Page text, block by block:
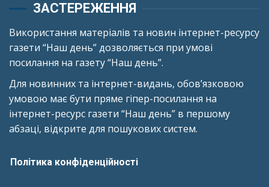
ЗАСТЕРЕЖЕННЯ
Використання матеріалів та новин інтернет-ресурсу
газети “Наш день” дозволяється при умові
посилання на газету “Наш день”.
Для новинних та інтернет-видань, обов’язковою
умовою має бути пряме гіпер-посилання на
інтернет-ресурс газети “Наш день” в першому
абзаці, відкрите для пошукових систем.
Політика конфіденційності